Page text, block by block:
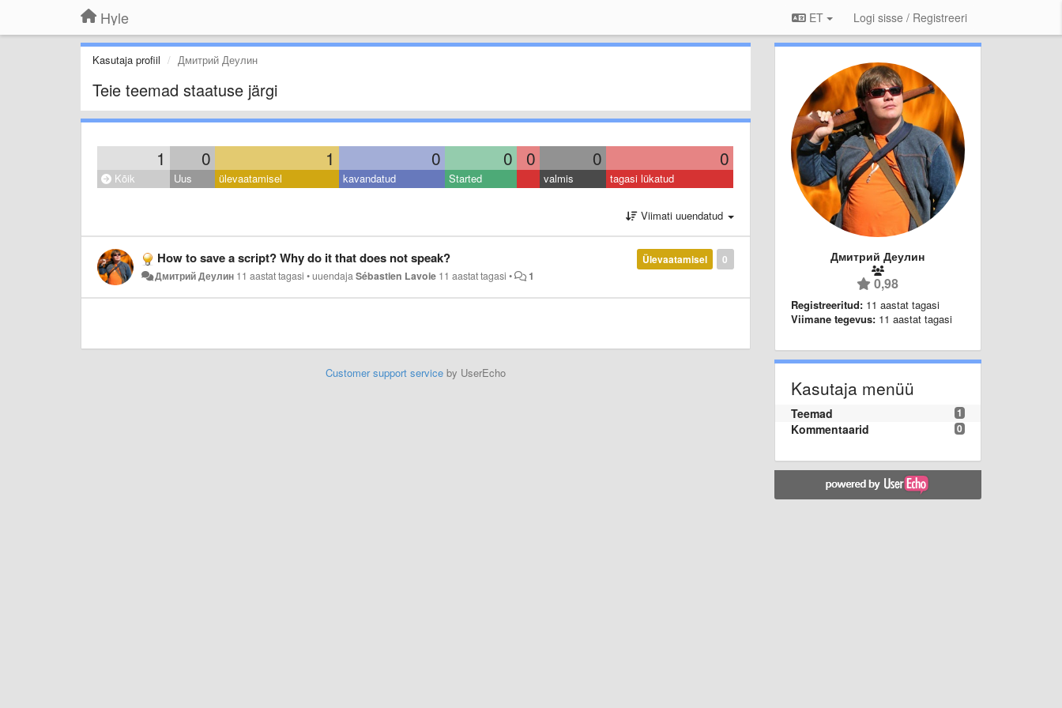
Hyle ET Logi sisse / Registreeri
Kasutaja profiil Дмитрий Деулин
Teie teemad staatuse järgi
1 0 1 0 0 0 0 0
Kõik Uus ülevaatamisel kavandatud Started valmis tagasi lükatud
Viimati uuendatud
0
Ülevaatamisel
How to save a script? Why do it that does not speak?
Дмитрий Деулин 11 aastat tagasi •uuendajaSébastien Lavoie 11 aastat tagasi • 1
Customer support serviceby UserEcho
Дмитрий Деулин
0,98
Registreeritud: 11 aastat tagasi
Viimane tegevus: 11 aastat tagasi
Kasutaja menüü
1
Teemad
0
Kommentaarid